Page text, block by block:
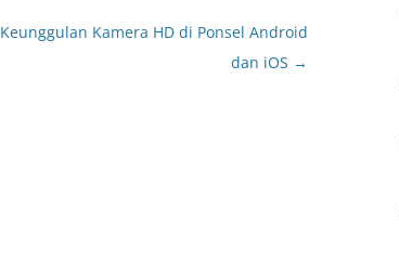
Keunggulan Kamera HD di Ponsel Android
dan iOS →